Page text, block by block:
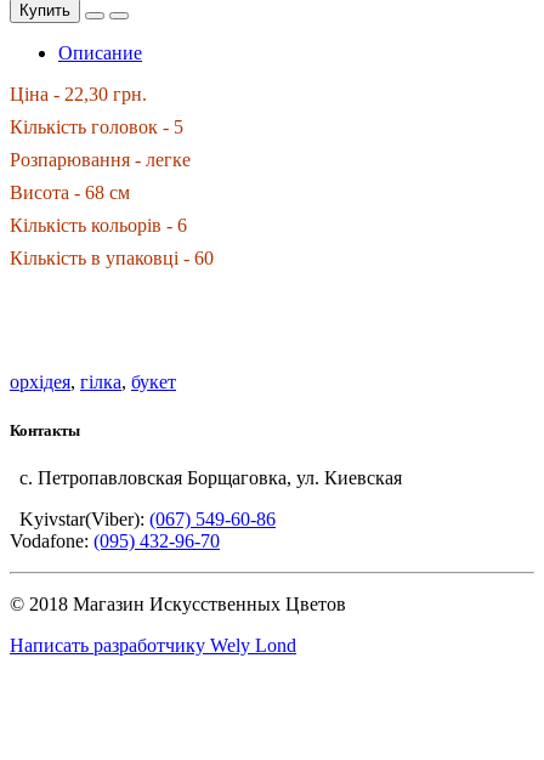
Купить
Описание
Ціна - 22,30 грн.
Кількість головок - 5
Розпарювання - легке
Висота - 68 см
Кількість кольорів - 6
Кількість в упаковці - 60
орхідея, гілка, букет
Контакты
с. Петропавловская Борщаговка, ул. Киевская
Kyivstar(Viber): (067) 549-60-86
Vodafone: (095) 432-96-70
© 2018 Магазин Искусственных Цветов
Написать разработчику Wely Lond